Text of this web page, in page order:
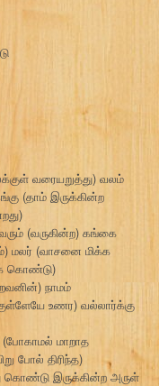
வரையறுத்து) வலம்
(தாம் இருக்கின்ற
(வருகின்ற) கங்கை
மலர் (வாசனை மிக்க
கொண்டு)
நாமம்
உணர) வல்லார்க்கு
மாறாத
போல் திரிந்த)
இருக்கின்ற அருள்